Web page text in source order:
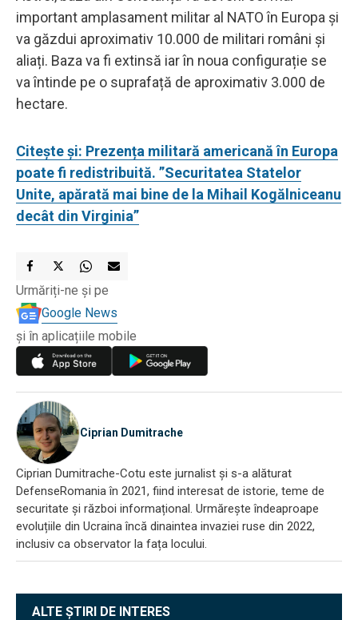
important amplasament militar al NATO în Europa și
va găzdui aproximativ 10.000 de militari români și
aliați. Baza va fi extinsă iar în noua configurație se
va întinde pe o suprafață de aproximativ 3.000 de
hectare.
Citește și: Prezența militară americană în Europa
poate fi redistribuită. ”Securitatea Statelor
Unite, apărată mai bine de la Mihail Kogălniceanu
decât din Virginia”
Urmăriți-ne și pe
Google News
și în aplicațiile mobile
Ciprian Dumitrache
Ciprian Dumitrache-Cotu este jurnalist și s-a alăturat
DefenseRomania în 2021, fiind interesat de istorie, teme de
securitate și război informațional. Urmărește îndeaproape
evoluțiile din Ucraina încă dinaintea invaziei ruse din 2022,
inclusiv ca observator la fața locului.
ALTE ȘTIRI DE INTERES